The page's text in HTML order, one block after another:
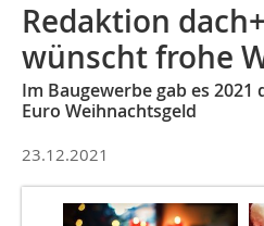
Redaktion
wünscht frohe
Im Baugewerbe gab es
Euro Weihnachtsgeld
23.12.2021